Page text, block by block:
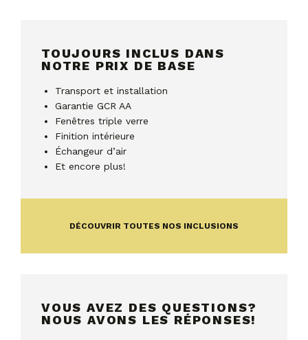
TOUJOURS INCLUS DANS
NOTRE PRIX DE BASE
Transport et installation
Garantie GCR AA
Fenêtres triple verre
Finition intérieure
Échangeur d’air
Et encore plus!
DÉCOUVRIR TOUTES NOS INCLUSIONS
VOUS AVEZ DES QUESTIONS?
NOUS AVONS LES RÉPONSES!